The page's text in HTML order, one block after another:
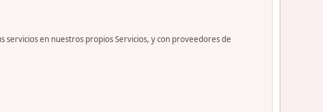
en nuestros propios Servicios, y con proveedores de